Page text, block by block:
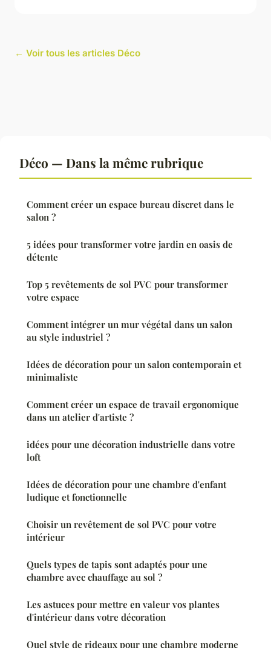
← Voir tous les articles Déco
Déco — Dans la même rubrique
Comment créer un espace bureau discret dans le
salon ?
5 idées pour transformer votre jardin en oasis de
détente
Top 5 revêtements de sol PVC pour transformer
votre espace
Comment intégrer un mur végétal dans un salon
au style industriel ?
Idées de décoration pour un salon contemporain et
minimaliste
Comment créer un espace de travail ergonomique
dans un atelier d'artiste ?
idées pour une décoration industrielle dans votre
loft
Idées de décoration pour une chambre d'enfant
ludique et fonctionnelle
Choisir un revêtement de sol PVC pour votre
intérieur
Quels types de tapis sont adaptés pour une
chambre avec chauffage au sol ?
Les astuces pour mettre en valeur vos plantes
d'intérieur dans votre décoration
Quel style de rideaux pour une chambre moderne